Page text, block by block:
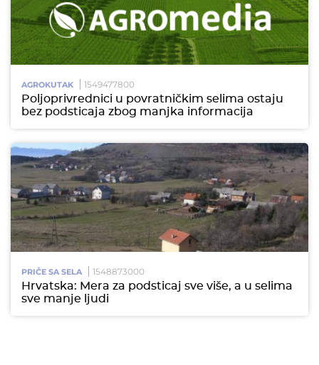
AGROKUTAK 1549477800
Poljoprivrednici u povratničkim selima ostaju
bez podsticaja zbog manjka informacija
PRIČE SA SELA 1548873000
Hrvatska: Mera za podsticaj sve više, a u selima
sve manje ljudi